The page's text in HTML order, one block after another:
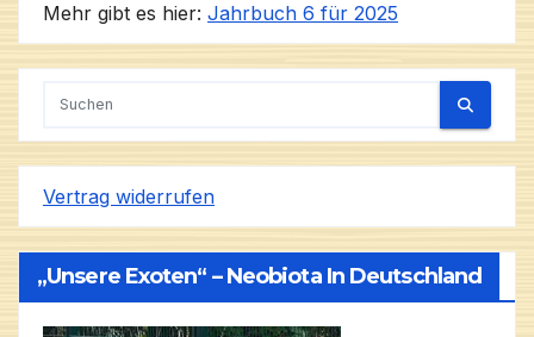
Mehr gibt es hier: Jahrbuch 6 für 2025
Vertrag widerrufen
„Unsere Exoten“ – Neobiota In Deutschland